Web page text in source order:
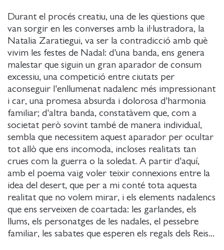
Durant el procés creatiu, una de les qüestions que
van sorgir en les converses amb la il·lustradora, la
Natalia Zaratiegui, va ser la contradicció amb què
vivim les festes de Nadal: d'una banda, ens genera
malestar que siguin un gran aparador de consum
excessiu, una competició entre ciutats per
aconseguir l'enllumenat nadalenc més impressionant
i car, una promesa absurda i dolorosa d'harmonia
familiar; d'altra banda, constatàvem que, com a
societat però sovint també de manera individual,
sembla que necessitem aquest aparador per ocultar
tot allò que ens incomoda, incloses realitats tan
crues com la guerra o la soledat. A partir d'aquí,
amb el poema vaig voler teixir connexions entre la
idea del desert, que per a mi conté tota aquesta
realitat que no volem mirar, i els elements nadalencs
que ens serveixen de coartada: les garlandes, els
llums, els personatges de les nadales, el pessebre
familiar, les sabates que esperen els regals dels Reis...